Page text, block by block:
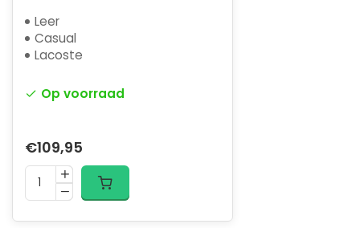
Leer
Casual
Lacoste
Op voorraad
€109,95